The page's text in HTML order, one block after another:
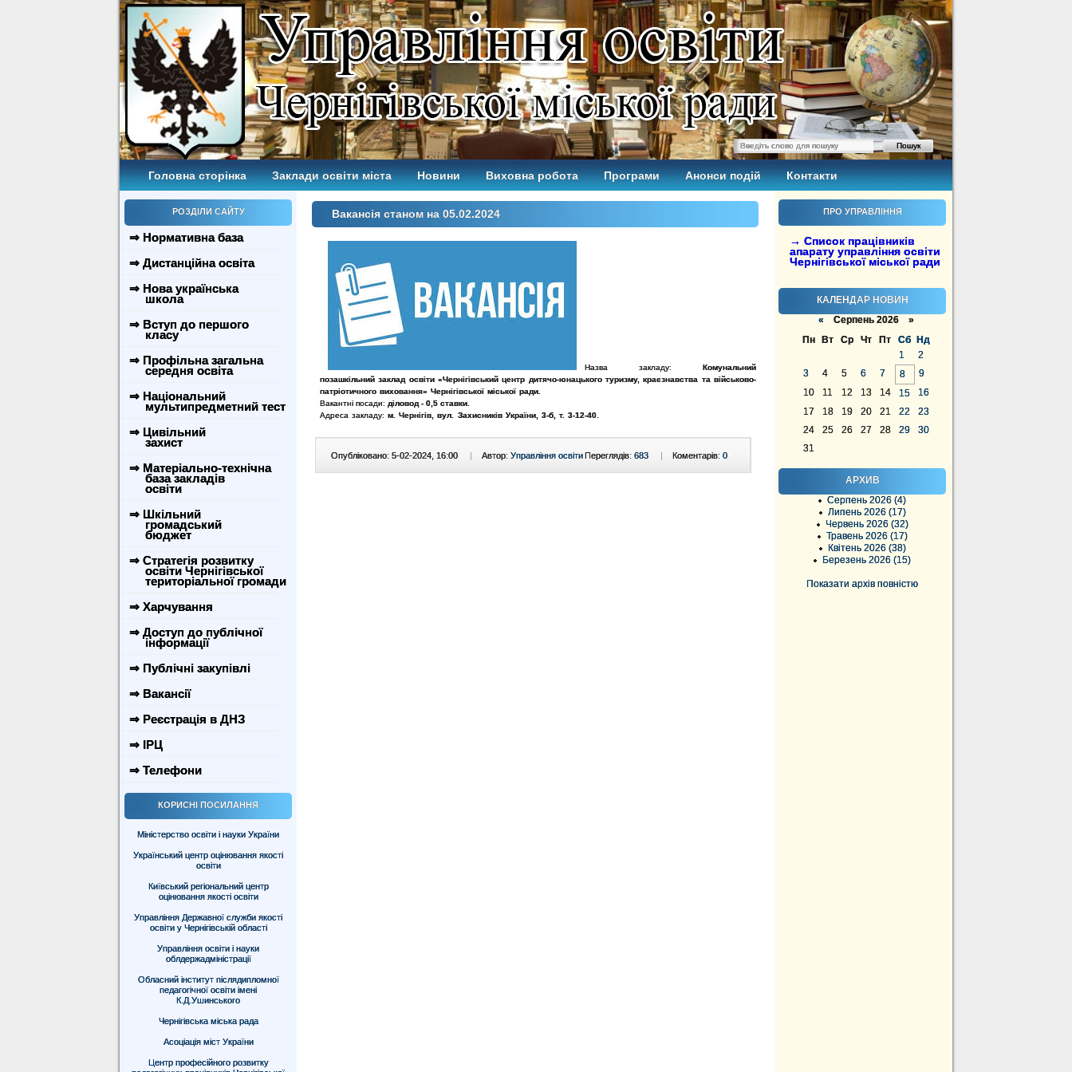
Головна сторінка Заклади освіти міста Новини Виховна робота Програми Анонси подій Контакти
РОЗДІЛИ САЙТУ
⇒ Нормативна база
⇒ Дистанційна освіта
⇒ Нова українська
школа
⇒ Вступ до першого
класу
⇒ Профільна загальна
середня освіта
⇒ Національний
мультипредметний тест
⇒ Цивільний
захист
⇒ Матеріально-технічна
база закладів
освіти
⇒ Шкільний
громадський
бюджет
⇒ Стратегія розвитку
освіти Чернігівської
територіальної громади
⇒ Харчування
⇒ Доступ до публічної
інформації
⇒ Публічні закупівлі
⇒ Вакансії
⇒ Реєстрація в ДНЗ
⇒ ІРЦ
⇒ Телефони
КОРИСНІ ПОСИЛАННЯ
Міністерство освіти і науки України
Український центр оцінювання якості
освіти
Київський регіональний центр
оцінювання якості освіти
Управління Державної служби якості
освіти у Чернігівській області
Управління освіти і науки
облдержадміністрації
Обласний інститут післядипломної
педагогічної освіти імені
К.Д.Ушинського
Чернігівська міська рада
Асоціація міст України
Центр професійного розвитку
ПРО УПРАВЛІННЯ
→ Список працівників
апарату управління освіти
Чернігівської міської ради
КАЛЕНДАР НОВИН
« Серпень 2026 »
Пн
Вт Ср Чт Пт Сб
Нд
1
2
3
4 5 6 7 8
9
10
11 12 13 14 15
16
17
18 19 20 21 22
23
24
25 26 27 28 29
30
31
АРХИВ
Серпень 2026 (4)
Липень 2026 (17)
Червень 2026 (32)
Травень 2026 (17)
Квітень 2026 (38)
Березень 2026 (15)
Показати архів повністю
Вакансія станом на 05.02.2024
Назва закладу: Комунальний
позашкільний заклад освіти «Чернігівський центр дитячо-юнацького туризму, краєзнавства та військово-
патріотичного виховання» Чернігівської міської ради
Вакантні посади: діловод - 0,5 ставки.
Адреса закладу: м. Чернігів,вул. Захисників України, 3-б, т. 3-12-40.
Опубліковано: 5-02-2024, 16:00 | Автор: Управління освіти Коментарів: 0
Переглядів: 683 |